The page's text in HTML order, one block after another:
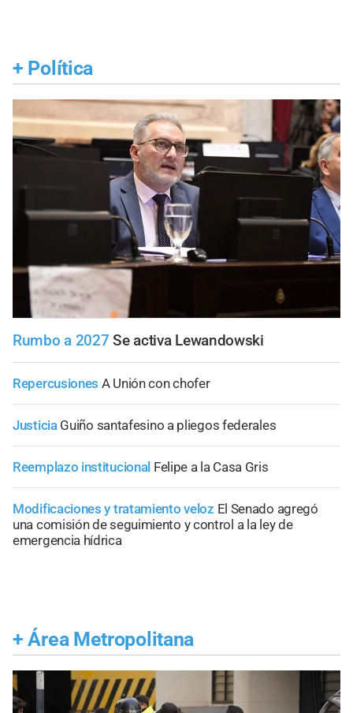
+ Política
Rumbo a 2027 Se activa Lewandowski
Repercusiones A Unión con chofer
Justicia Guiño santafesino a pliegos federales
Reemplazo institucional Felipe a la Casa Gris
Modificaciones y tratamiento veloz El Senado agregó
una comisión de seguimiento y control a la ley de
emergencia hídrica
+ Área Metropolitana